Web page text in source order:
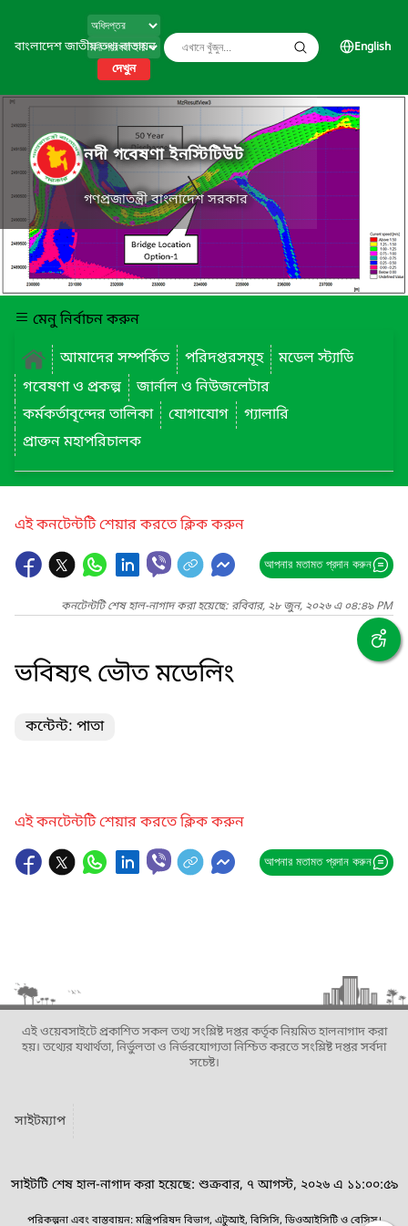
বাংলাদেশ জাতীয় তথ্য বাতায়ন
দেখুন
English
নদী গবেষণা ইনস্টিটিউট
গণপ্রজাতন্ত্রী বাংলাদেশ সরকার
মেনু নির্বাচন করুন
আমাদের সম্পর্কিত
পরিদপ্তরসমূহ
মডেল স্ট্যাডি
গবেষণা ও প্রকল্প
জার্নাল ও নিউজলেটার
কর্মকর্তাবৃন্দের তালিকা
যোগাযোগ
গ্যালারি
প্রাক্তন মহাপরিচালক
এই কনটেন্টটি শেয়ার করতে ক্লিক করুন
আপনার মতামত প্রদান করুন
কনটেন্টটি শেষ হাল-নাগাদ করা হয়েছে: রবিবার, ২৮ জুন, ২০২৬ এ ০৪:৪৯ PM
ভবিষ্যৎ ভৌত মডেলিং
কন্টেন্ট: পাতা
এই কনটেন্টটি শেয়ার করতে ক্লিক করুন
আপনার মতামত প্রদান করুন
এই ওয়েবসাইটে প্রকাশিত সকল তথ্য সংশ্লিষ্ট দপ্তর কর্তৃক নিয়মিত হালনাগাদ করা
হয়। তথ্যের যথার্থতা, নির্ভুলতা ও নির্ভরযোগ্যতা নিশ্চিত করতে সংশ্লিষ্ট দপ্তর সর্বদা
সচেষ্ট।
সাইটম্যাপ
সাইটটি শেষ হাল-নাগাদ করা হয়েছে: শুক্রবার, ৭ আগস্ট, ২০২৬ এ ১১:০০:৫৯
পরিকল্পনা এবং বাস্তবায়ন: মন্ত্রিপরিষদ বিভাগ, এটুআই, বিসিসি, ডিওআইসিটি ও বেসিস।